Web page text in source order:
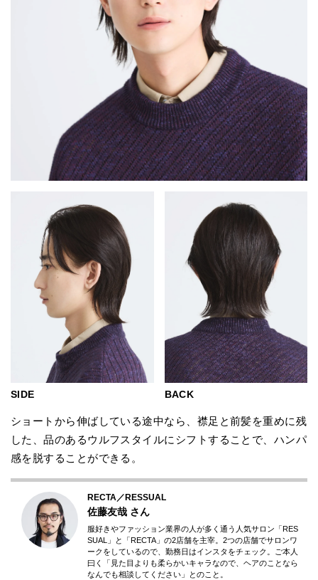
SIDE BACK
ショートから伸ばしている途中なら、襟足と前髪を重めに残
した、品のあるウルフスタイルにシフトすることで、ハンパ
感を脱することができる。
RECTA／RESSUAL
佐藤友哉 さん
服好きやファッション業界の人が多く通う人気サロン「RES
SUAL」と「RECTA」の2店舗を主宰。2つの店舗でサロンワ
ークをしているので、勤務日はインスタをチェック。ご本人
曰く「見た目よりも柔らかいキャラなので、ヘアのことなら
なんでも相談してください」とのこと。